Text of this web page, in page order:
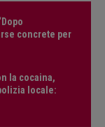
concrete per
la cocaina,
locale: